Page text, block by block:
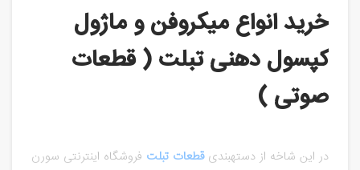
خرید انواع میکروفن و ماژول
کپسول دهنی تبلت ( قطعات
صوتی )
در این شاخه از دسته‎بندی قطعات تبلت فروشگاه اینترنتی سورن